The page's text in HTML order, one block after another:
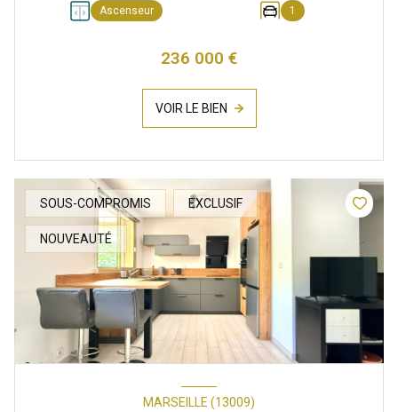
Ascenseur 1
236 000 €
VOIR LE BIEN
SOUS-COMPROMIS EXCLUSIF
NOUVEAUTÉ
MARSEILLE (13009)